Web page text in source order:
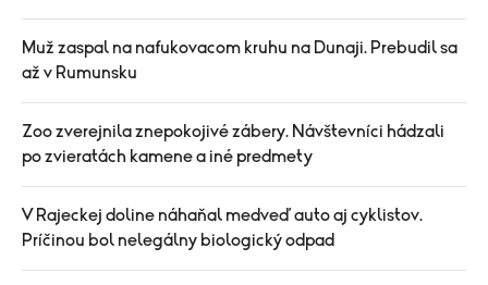
Muž zaspal na nafukovacom kruhu na Dunaji. Prebudil sa
až v Rumunsku
Zoo zverejnila znepokojivé zábery. Návštevníci hádzali
po zvieratách kamene a iné predmety
V Rajeckej doline náhaňal medveď auto aj cyklistov.
Príčinou bol nelegálny biologický odpad